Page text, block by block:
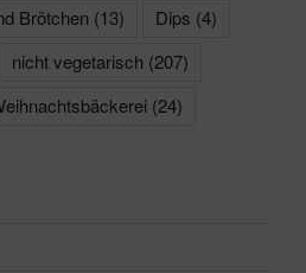
Brötchen (13) Dips (4)
nicht vegetarisch (207)
(24)